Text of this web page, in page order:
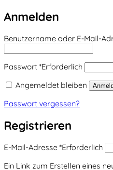
Anmelden
Benutzername oder E-Mail-
Passwort *Erforderlich
Angemeldet bleiben
Passwort vergessen?
Registrieren
E-Mail-Adresse *Erforderlich
Ein Link zum Erstellen eines